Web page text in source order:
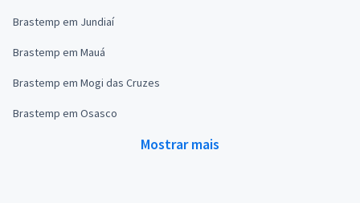
Brastemp em Jundiaí
Brastemp em Mauá
Brastemp em Mogi das Cruzes
Brastemp em Osasco
Mostrar mais